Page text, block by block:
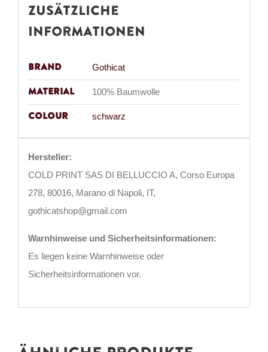
Zusätzliche
Informationen
Brand Gothicat
Material 100% Baumwolle
Colour schwarz
Hersteller:
COLD PRINT SAS DI BELLUCCIO A, Corso Europa
278, 80016, Marano di Napoli, IT,
gothicatshop@gmail.com
Warnhinweise und Sicherheitsinformationen:
Es liegen keine Warnhinweise oder
Sicherheitsinformationen vor.